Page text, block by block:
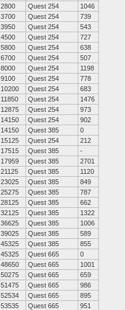
2800 Quest 254
1046
3700 Quest 254
739
3950 Quest 254
543
4500 Quest 254
727
5800 Quest 254
638
6700 Quest 254
507
8000 Quest 254
1198
9100 Quest 254
778
10200 Quest 254
683
11850 Quest 254
1476
12875 Quest 254
973
14150 Quest 254
902
14150 Quest 385
0
15125 Quest 254
212
17515 Quest 385
-
17959 Quest 385
2701
21125 Quest 385
1120
23025 Quest 385
849
25275 Quest 385
787
28125 Quest 385
662
32125 Quest 385
1322
36625 Quest 385
1006
39025 Quest 385
589
45325 Quest 385
855
45325 Quest 665
0
48650 Quest 665
1001
50275 Quest 665
659
51475 Quest 665
986
52534 Quest 665
895
53535 Quest 665
951